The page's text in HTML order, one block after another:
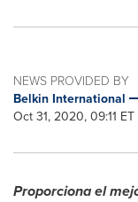
NEWS PROVIDED BY
Belkin International
Oct 31, 2020, 09:11 ET
Proporciona el